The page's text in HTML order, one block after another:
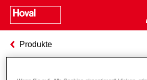
Produkte